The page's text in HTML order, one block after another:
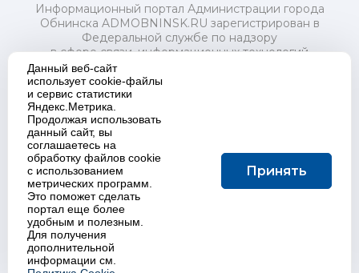
Информационный портал Администрации города
Обнинска ADMOBNINSK.RU зарегистрирован в
Федеральной службе по надзору
в сфере связи, информационных технологий
и массовых коммуникаций (Роскомнадзор) 24 июля
2018 года.
Свидетельство о регистрации Эл № ФС77-73321
Учредитель: Администрация (исполнительно-
распорядительный орган) городского округа "Город
Обнинск". Главный редактор: Байкова Е.А.
Адрес электронной почты Редакции:
redactor@admobninsk.ru
Телефон Редакции: +7 (484) 395-85-85
Настоящий ресурс содержит материалы 18+
Политика в отношении обработки персональных
Данный веб-сайт
использует cookie-файлы
и сервис статистики
Яндекс.Метрика.
Продолжая использовать
данный сайт, вы
соглашаетесь на
обработку файлов cookie
с использованием
метрических программ.
Это поможет сделать
портал еще более
удобным и полезным.
Для получения
дополнительной
информации см.
Принять